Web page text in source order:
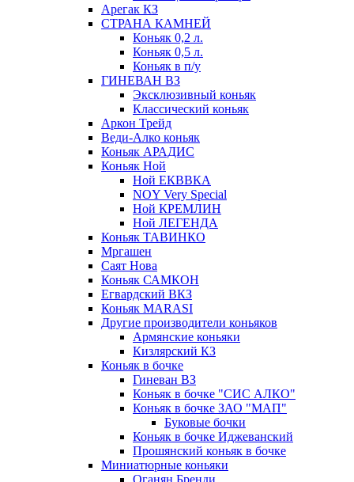
Арегак КЗ
СТРАНА КАМНЕЙ
Коньяк 0,2 л.
Коньяк 0,5 л.
Коньяк в п/у
ГИНЕВАН ВЗ
Эксклюзивный коньяк
Классический коньяк
Аркон Трейд
Веди-Алко коньяк
Коньяк АРАДИС
Коньяк Ной
Ной ЕКВВКА
NOY Very Special
Ной КРЕМЛИН
Ной ЛЕГЕНДА
Коньяк ТАВИНКО
Мргашен
Саят Нова
Коньяк САМКОН
Егвардский ВКЗ
Коньяк MARASI
Другие производители коньяков
Армянские коньяки
Кизлярский КЗ
Коньяк в бочке
Гиневан ВЗ
Коньяк в бочке "СИС АЛКО"
Коньяк в бочке ЗАО "МАП"
Буковые бочки
Коньяк в бочке Иджеванский
Прошянский коньяк в бочке
Миниатюрные коньяки
Оганян Бренди